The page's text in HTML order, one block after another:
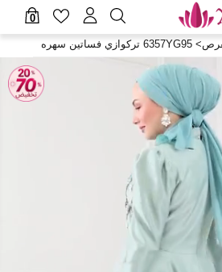
0
> 6357YG95 تركوازي فساتين سهره